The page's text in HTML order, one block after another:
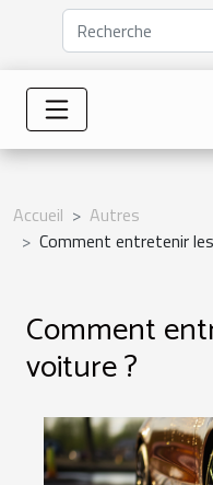
Accueil
Autres
Comment entretenir
Comment
voiture ?